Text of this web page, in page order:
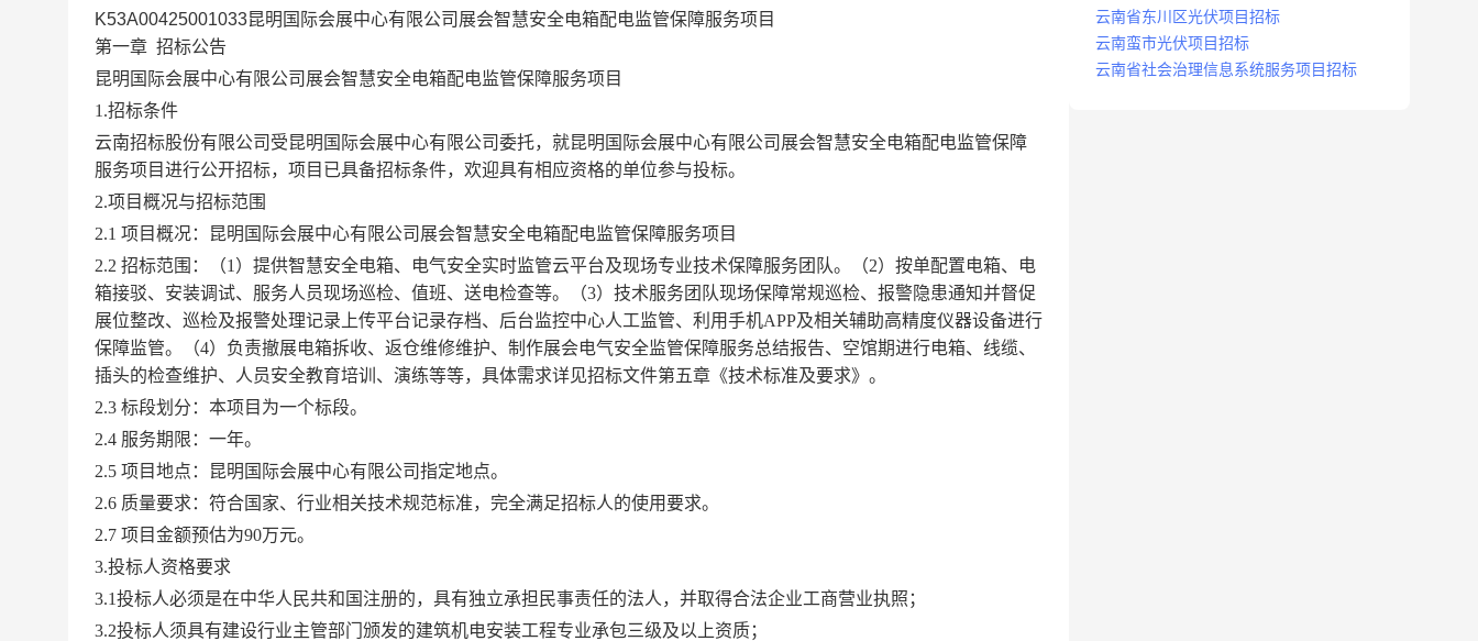
K53A00425001033昆明国际会展中心有限公司展会智慧安全电箱配电监管保障服务项目
第一章 招标公告
昆明国际会展中心有限公司展会智慧安全电箱配电监管保障服务项目
1.招标条件
云南招标股份有限公司受昆明国际会展中心有限公司委托，就昆明国际会展中心有限公司展会智慧安全电箱配电监管保障
服务项目进行公开招标，项目已具备招标条件，欢迎具有相应资格的单位参与投标。
2.项目概况与招标范围
2.1 项目概况：昆明国际会展中心有限公司展会智慧安全电箱配电监管保障服务项目
2.2 招标范围：（1）提供智慧安全电箱、电气安全实时监管云平台及现场专业技术保障服务团队。（2）按单配置电箱、电
箱接驳、安装调试、服务人员现场巡检、值班、送电检查等。（3）技术服务团队现场保障常规巡检、报警隐患通知并督促
展位整改、巡检及报警处理记录上传平台记录存档、后台监控中心人工监管、利用手机APP及相关辅助高精度仪器设备进行
保障监管。（4）负责撤展电箱拆收、返仓维修维护、制作展会电气安全监管保障服务总结报告、空馆期进行电箱、线缆、
插头的检查维护、人员安全教育培训、演练等等，具体需求详见招标文件第五章《技术标准及要求》。
2.3 标段划分：本项目为一个标段。
2.4 服务期限 ： 一年。
2.5 项目地点：昆明国际会展中心有限公司指定地点。
2.6 质量要求：符合国家、行业相关技术规范标准，完全满足招标人的使用要求。
2.7 项目金额预估为90万元。
3.投标人资格要求
3.1投标人必须是在中华人民共和国注册的，具有独立承担民事责任的法人，并取得合法企业工商营业执照；
3.2投标人须具有建设行业主管部门颁发的建筑机电安装工程专业承包三级及以上资质；
布式光伏设计施工总承包(epc)项目招标
云南省东川区光伏项目招标
云南蛮市光伏项目招标
云南省社会治理信息系统服务项目招标